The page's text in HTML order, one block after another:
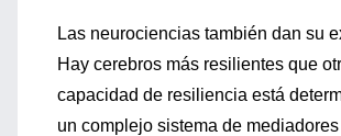
Las neurociencias también dan su
Hay cerebros más resilientes que
capacidad de resiliencia está
un complejo sistema de mediadores